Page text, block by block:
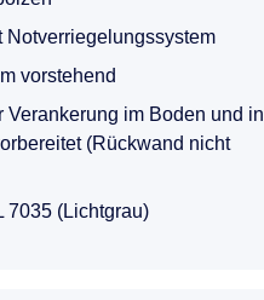
Notverriegelungssystem
vorstehend
Verankerung im Boden und in
(Rückwand nicht
7035 (Lichtgrau)